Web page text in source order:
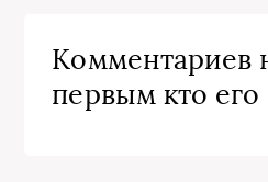
Комментариев
первым кто его